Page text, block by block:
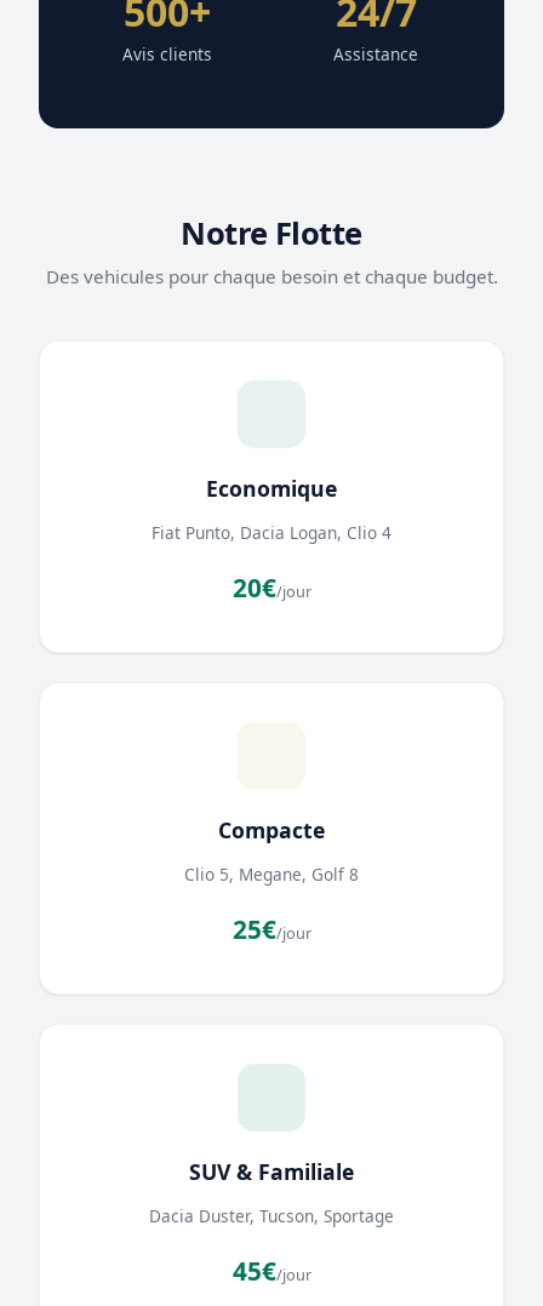
500+
Avis clients
24/7
Assistance
Notre Flotte
Des vehicules pour chaque besoin et chaque budget.
Economique
Fiat Punto, Dacia Logan, Clio 4
20€/jour
Compacte
Clio 5, Megane, Golf 8
25€/jour
SUV & Familiale
Dacia Duster, Tucson, Sportage
45€/jour